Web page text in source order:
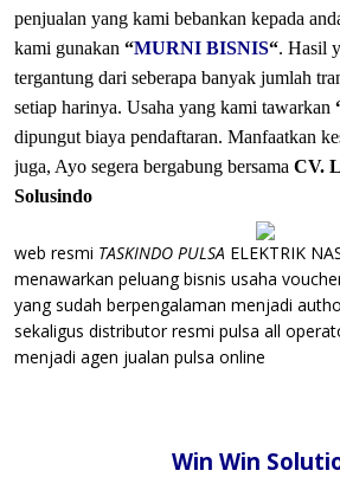
penjualan yang kami bebankan kepada
kami gunakan “MURNI BISNIS“. Hasil
tergantung dari seberapa banyak jumlah
setiap harinya. Usaha yang kami tawarkan
dipungut biaya pendaftaran. Manfaatkan
juga, Ayo segera bergabung bersama CV.
Solusindo
web resmi TASKINDO PULSA ELEKTRIK
menawarkan peluang bisnis usaha
yang sudah berpengalaman menjadi
sekaligus distributor resmi pulsa all
menjadi agen jualan pulsa online
Win Win